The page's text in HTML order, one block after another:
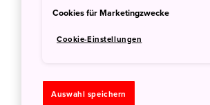
langen Midosujj Straße
illuminierte Bäume
größten deutschen
selbstverständlich
Lichtern.
Cookies für Marketingzwecke
Cookie-Einstellungen
Auswahl speichern